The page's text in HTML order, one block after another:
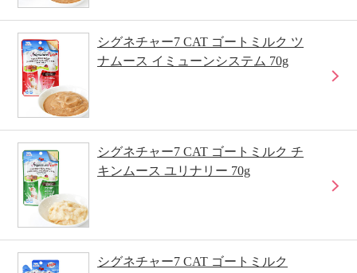
シグネチャー7 CAT ゴートミルク ツ
ナムース イミューンシステム 70g
シグネチャー7 CAT ゴートミルク チ
キンムース ユリナリー 70g
シグネチャー7 CAT ゴートミルク